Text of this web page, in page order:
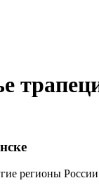
регионы России